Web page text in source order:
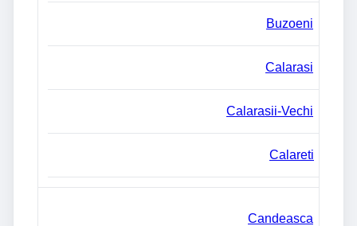
Buzoeni
Calarasi
Calarasii-Vechi
Calareti
Candeasca